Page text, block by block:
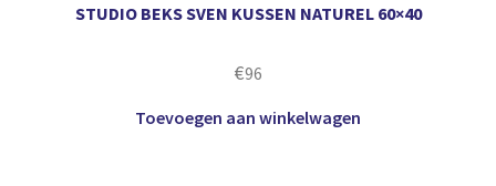
STUDIO BEKS SVEN KUSSEN NATUREL 60×40
€96
Toevoegen aan winkelwagen